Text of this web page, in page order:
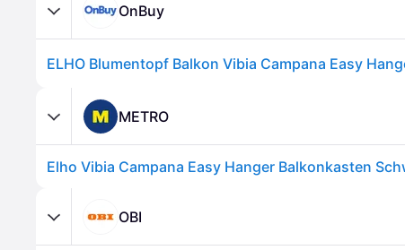
OnBuy
METRO
OBI